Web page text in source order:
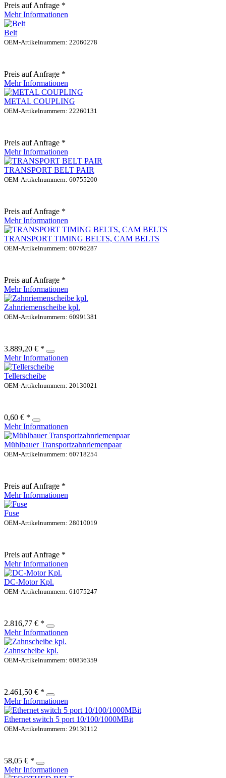
Preis auf Anfrage *
Mehr Informationen
Belt
OEM-Artikelnummern: 22060278
Preis auf Anfrage *
Mehr Informationen
METAL COUPLING
OEM-Artikelnummern: 22260131
Preis auf Anfrage *
Mehr Informationen
TRANSPORT BELT PAIR
OEM-Artikelnummern: 60755200
Preis auf Anfrage *
Mehr Informationen
TRANSPORT TIMING BELTS, CAM BELTS
OEM-Artikelnummern: 60766287
Preis auf Anfrage *
Mehr Informationen
Zahnriemenscheibe kpl.
OEM-Artikelnummern: 60991381
3.889,20 € *
Mehr Informationen
Tellerscheibe
OEM-Artikelnummern: 20130021
0,60 € *
Mehr Informationen
Mühlbauer Transportzahnriemenpaar
OEM-Artikelnummern: 60718254
Preis auf Anfrage *
Mehr Informationen
Fuse
OEM-Artikelnummern: 28010019
Preis auf Anfrage *
Mehr Informationen
DC-Motor Kpl.
OEM-Artikelnummern: 61075247
2.816,77 € *
Mehr Informationen
Zahnscheibe kpl.
OEM-Artikelnummern: 60836359
2.461,50 € *
Mehr Informationen
Ethernet switch 5 port 10/100/1000MBit
OEM-Artikelnummern: 29130112
58,05 € *
Mehr Informationen